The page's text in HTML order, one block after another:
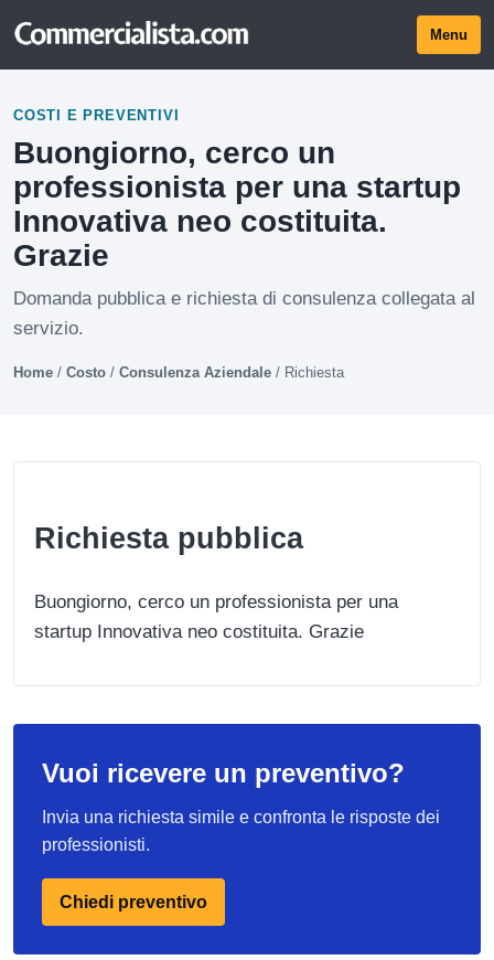
Menu
COSTI E PREVENTIVI
Buongiorno, cerco un
professionista per una startup
Innovativa neo costituita.
Grazie
Domanda pubblica e richiesta di consulenza collegata al
servizio.
Home / Costo / Consulenza Aziendale / Richiesta
Richiesta pubblica
Buongiorno, cerco un professionista per una
startup Innovativa neo costituita. Grazie
Vuoi ricevere un preventivo?
Invia una richiesta simile e confronta le risposte dei
professionisti.
Chiedi preventivo